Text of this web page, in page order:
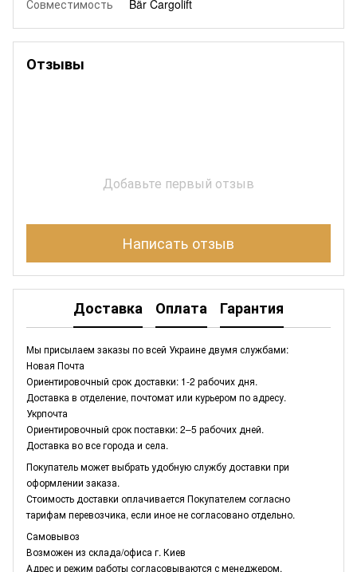
Совместимость Bär Cargolift
Отзывы
Добавьте первый отзыв
Написать отзыв
Доставка Оплата Гарантия
Мы присылаем заказы по всей Украине двумя службами:
Новая Почта
Ориентировочный срок доставки: 1-2 рабочих дня.
Доставка в отделение, почтомат или курьером по адресу.
Укрпочта
Ориентировочный срок поставки: 2–5 рабочих дней.
Доставка во все города и села.
Покупатель может выбрать удобную службу доставки при
оформлении заказа.
Стоимость доставки оплачивается Покупателем согласно
тарифам перевозчика, если иное не согласовано отдельно.
Самовывоз
Возможен из склада/офиса г. Киев
Адрес и режим работы согласовываются с менеджером.